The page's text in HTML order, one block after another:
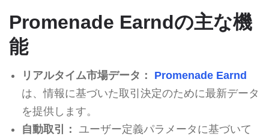
Promenade Earndの主な機
能
リアルタイム市場データ：
Promenade Earnd
は、情報に基づいた取引決定のために最新データ
を提供します。
自動取引：
ユーザー定義パラメータに基づいて